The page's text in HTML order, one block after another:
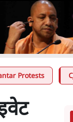
Protests